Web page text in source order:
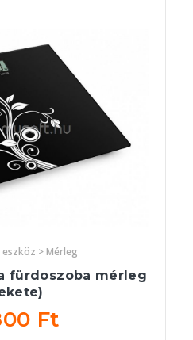
> Mérleg
fürdoszoba mérleg
Ft